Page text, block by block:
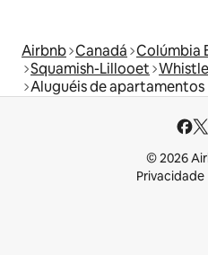
Airbnb Canadá Colúmbia
Squamish-Lillooet
Aluguéis de apartamentos
© 2026
Privacidade